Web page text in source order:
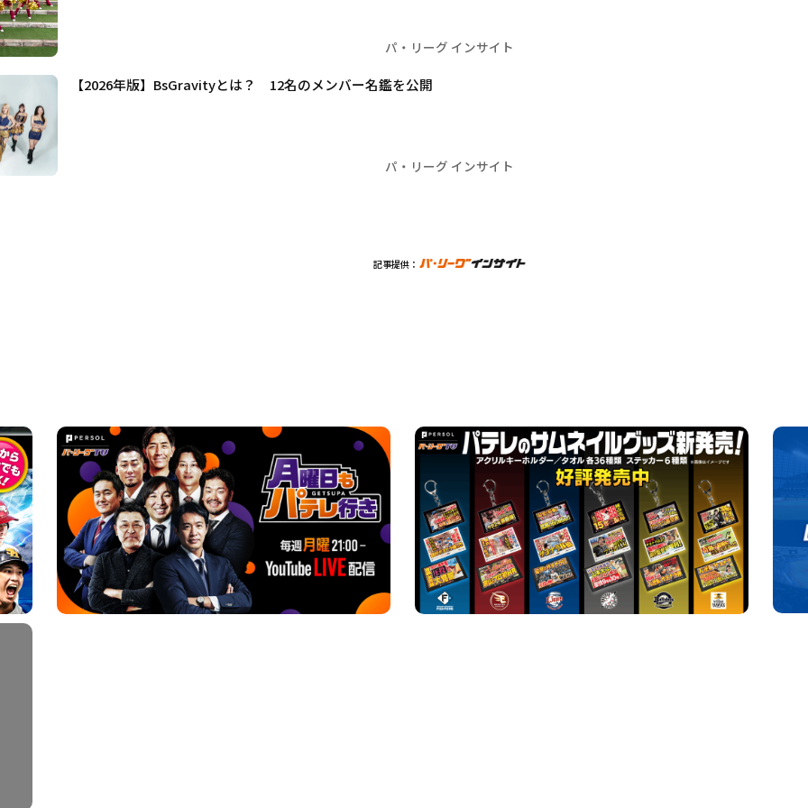
パ・リーグ インサイト
【2026年版】BsGravityとは？ 12名のメンバー名鑑を公開
パ・リーグ インサイト
記事提供：